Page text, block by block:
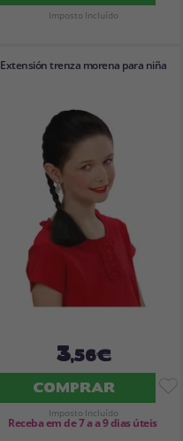
Imposto Incluído
Extensión trenza morena para niña
3,56€
COMPRAR
Imposto Incluído
Receba em de 7 a a 9 dias úteis